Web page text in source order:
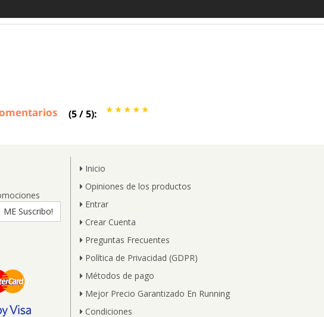
(5/5):
ME Suscribo!
Inicio
Opiniones de los productos
Entrar
Crear Cuenta
Preguntas Frecuentes
Política de Privacidad (GDPR)
Métodos de pago
Mejor Precio Garantizado En Running
Condiciones